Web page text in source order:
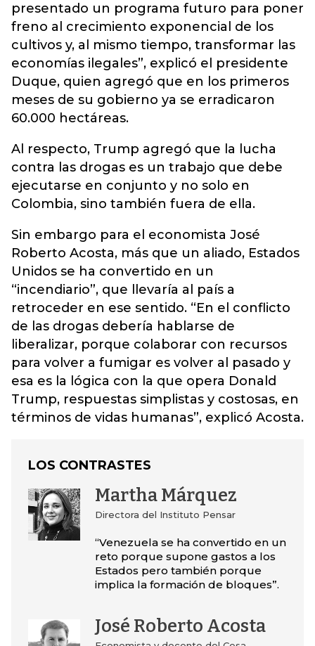
presentado un programa futuro para poner
freno al crecimiento exponencial de los
cultivos y, al mismo tiempo, transformar las
economías ilegales”, explicó el presidente
Duque, quien agregó que en los primeros
meses de su gobierno ya se erradicaron
60.000 hectáreas.
Al respecto, Trump agregó que la lucha
contra las drogas es un trabajo que debe
ejecutarse en conjunto y no solo en
Colombia, sino también fuera de ella.
Sin embargo para el economista José
Roberto Acosta, más que un aliado, Estados
Unidos se ha convertido en un
“incendiario”, que llevaría al país a
retroceder en ese sentido. “En el conflicto
de las drogas debería hablarse de
liberalizar, porque colaborar con recursos
para volver a fumigar es volver al pasado y
esa es la lógica con la que opera Donald
Trump, respuestas simplistas y costosas, en
términos de vidas humanas”, explicó Acosta.
LOS CONTRASTES
Martha Márquez
Directora del Instituto Pensar
“Venezuela se ha convertido en un
reto porque supone gastos a los
Estados pero también porque
implica la formación de bloques”.
José Roberto Acosta